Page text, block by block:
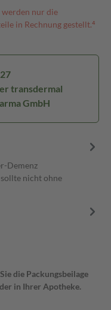
werden nur die
in Rechnung gestellt.⁴
transdermal
GmbH
Demenz
nicht ohne
die Packungsbeilage
in Ihrer Apotheke.